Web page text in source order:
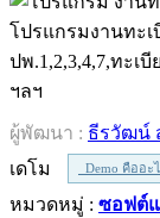
โปรแกรมงานทะ
ปพ.1,2,3,4,7,ทะเ
ฯลฯ
ผู้พัฒนา : ธีรวัฒน์
เดโม
Demo คืออะ
หมวดหมู่ : ซอฟต์แ